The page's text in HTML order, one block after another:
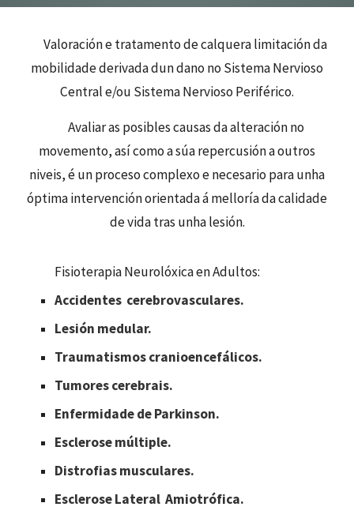
Valoración e tratamento de calquera limitación da
mobilidade derivada dun dano no Sistema Nervioso
Central e/ou Sistema Nervioso Periférico.
Avaliar as posibles causas da alteración no
movemento, así como a súa repercusión a outros
niveis, é un proceso complexo e necesario para unha
óptima intervención orientada á melloría da calidade
de vida tras unha lesión.
Fisioterapia Neurolóxica en Adultos:
Accidentes cerebrovasculares.
Lesión medular.
Traumatismos cranioencefálicos.
Tumores cerebrais.
Enfermidade de Parkinson.
Esclerose múltiple.
Distrofias musculares.
Esclerose Lateral Amiotrófica.